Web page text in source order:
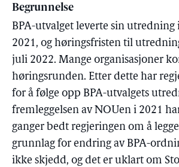
Begrunnelse
BPA-utvalget leverte sin utredning
2021, og høringsfristen til
juli 2022. Mange organisasjoner
høringsrunden. Etter dette har
for å følge opp BPA-utvalgets
fremleggelsen av NOUen i 2021
ganger bedt regjeringen om å
grunnlag for endring av BPA-
ikke skjedd, og det er uklart om